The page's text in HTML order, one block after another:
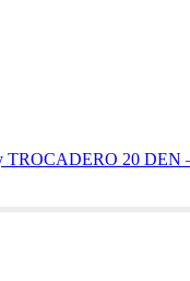
TROCADERO 20 DEN